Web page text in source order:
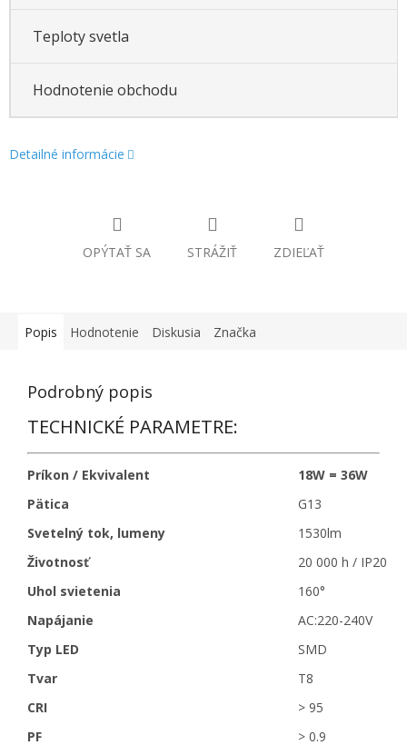
Teploty svetla
Hodnotenie obchodu
Detailné informácie
OPÝTAŤ SA STRÁŽIŤ ZDIEĽAŤ
Popis Hodnotenie Diskusia Značka
Podrobný popis
TECHNICKÉ PARAMETRE:
Príkon / Ekvivalent
18W = 36W
Pätica
G13
Svetelný tok, lumeny
1530lm
Životnosť
20 000 h / IP20
Uhol svietenia
160°
Napájanie
AC:220-240V
Typ LED
SMD
Tvar
T8
CRI
> 95
PF
> 0.9